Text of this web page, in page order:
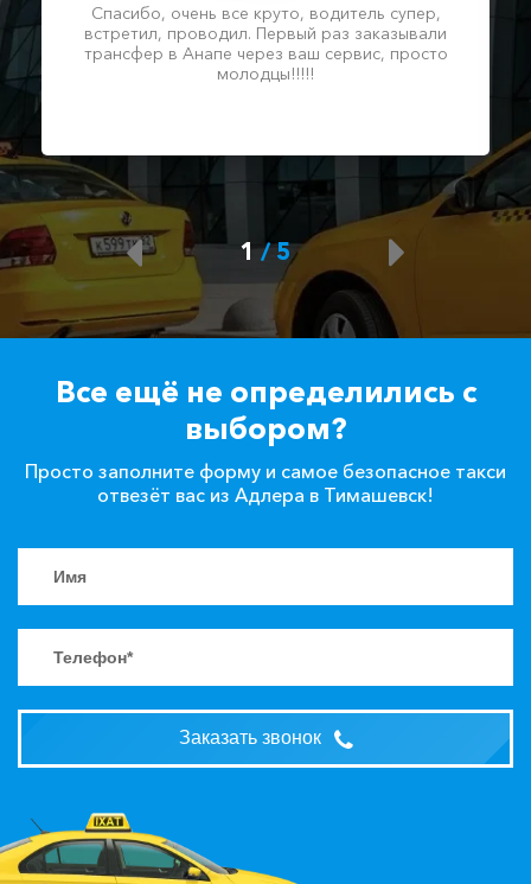
Спасибо, очень все круто, водитель супер,
встретил, проводил. Первый раз заказывали
трансфер в Анапе через ваш сервис, просто
молодцы!!!!!
1/5
Все ещё не определились с
выбором?
Просто заполните форму и самое безопасное такси
отвезёт вас из Адлера в Тимашевск!
Заказать звонок